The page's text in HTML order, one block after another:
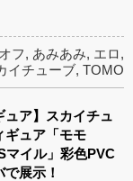
フ, あみあみ, エロ,
イチューブ, TOMO
ュア】スカイチュ
ギュア「モモ
イル」彩色PVC
展示！